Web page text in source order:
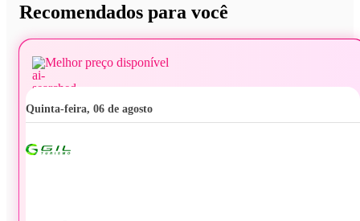
Recomendados para você
Melhor preço disponível
quinta-feira, 06 de agosto